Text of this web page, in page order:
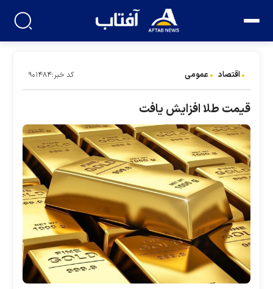
اقتصاد عمومی کد خبر:۹۰۱۴۸۴
قیمت طلا افزایش یافت